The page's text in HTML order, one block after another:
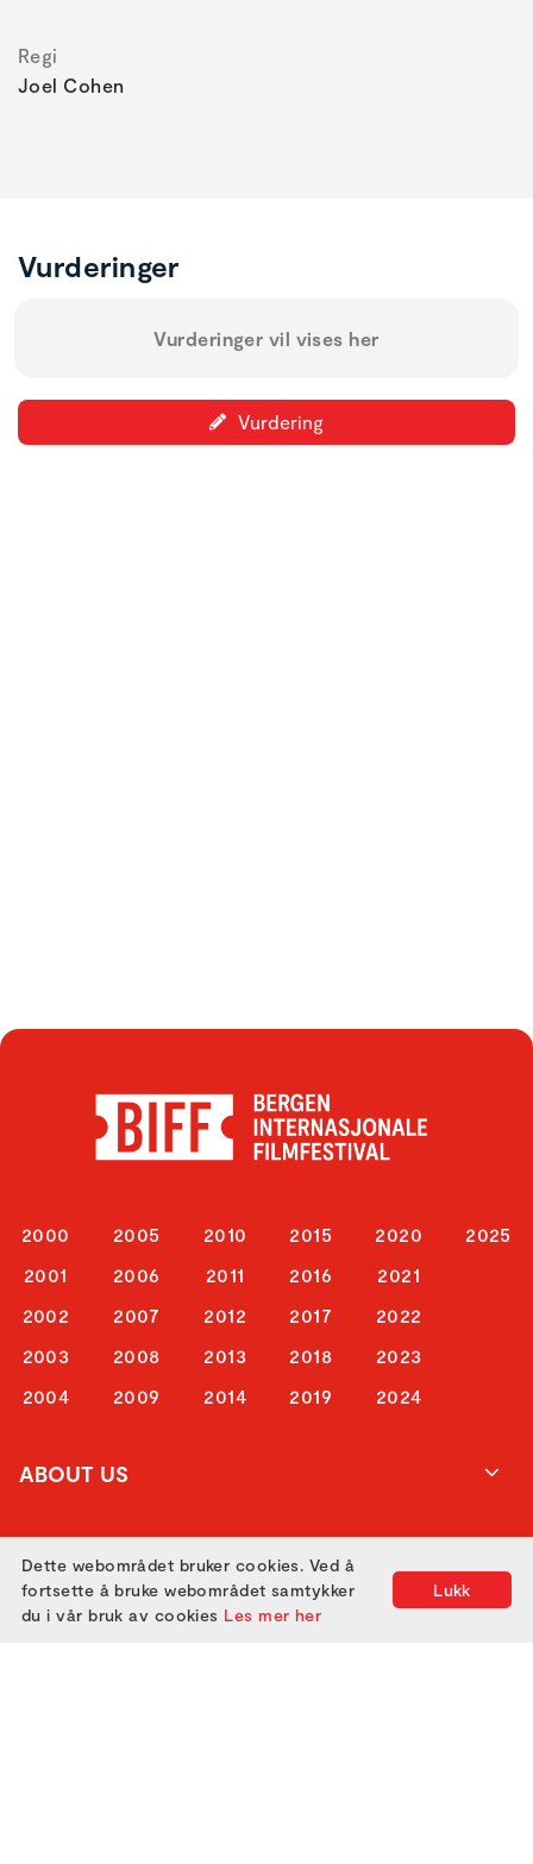
Regi
Joel Cohen
Vurderinger
Vurderinger vil vises her
Vurdering
2000
2001
2002
2003
2004
2005
2006
2007
2008
2009
2010
2011
2012
2013
2014
2015
2016
2017
2018
2019
2020
2021
2022
2023
2024
2025
ABOUT US
GET IN TOUCH
Lukk
Dette webområdet bruker cookies. Ved å
fortsette å bruke webområdet samtykker
du i vår bruk av cookies Les mer her